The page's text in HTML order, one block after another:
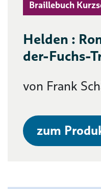
Braillebuch
Helden :
der-Fuchs-
von Frank
zum